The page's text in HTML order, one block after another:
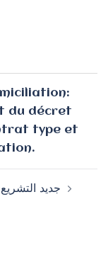
du décret
type et
جديد التشريع: